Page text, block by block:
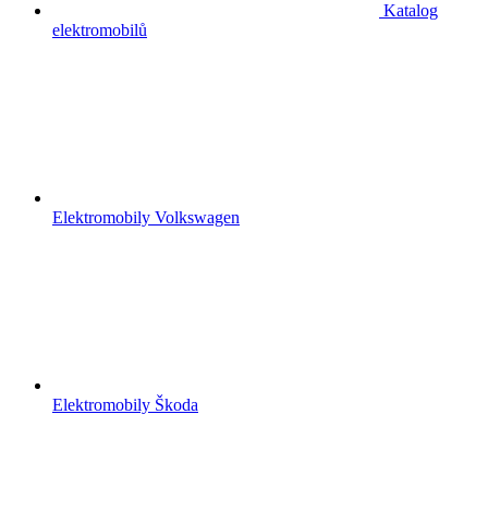
Katalog
elektromobilů
Elektromobily Volkswagen
Elektromobily Škoda